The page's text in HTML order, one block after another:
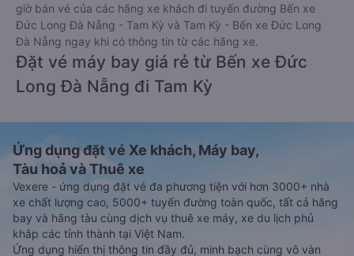
giờ bán vé của các hãng xe khách đi tuyến đường Bến xe
Đức Long Đà Nẵng - Tam Kỳ và Tam Kỳ - Bến xe Đức Long
Đà Nẵng ngay khi có thông tin từ các hãng xe.
Đặt vé máy bay giá rẻ từ Bến xe Đức
Long Đà Nẵng đi Tam Kỳ
Ứng dụng đặt vé Xe khách, Máy bay,
Tàu hoả và Thuê xe
Vexere - ứng dụng đặt vé đa phương tiện với hơn 3000+ nhà
xe chất lượng cao, 5000+ tuyến đường toàn quốc, tất cả hãng
bay và hãng tàu cùng dịch vụ thuê xe máy, xe du lịch phủ
khắp các tỉnh thành tại Việt Nam.
Ứng dụng hiển thị thông tin đầy đủ, minh bạch cùng vô vàn